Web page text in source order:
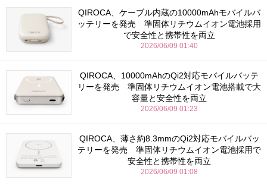
QIROCA、ケーブル内蔵の10000mAhモバイルバ
ッテリーを発売 準固体リチウムイオン電池採用
で安全性と携帯性を両立
2026/06/09 01:40
QIROCA、10000mAhのQi2対応モバイルバッテ
リーを発売 準固体リチウムイオン電池搭載で大
容量と安全性を両立
2026/06/09 01:23
QIROCA、薄さ約8.3mmのQi2対応モバイルバッ
テリーを発売 準固体リチウムイオン電池採用で
安全性と携帯性を両立
2026/06/09 01:08